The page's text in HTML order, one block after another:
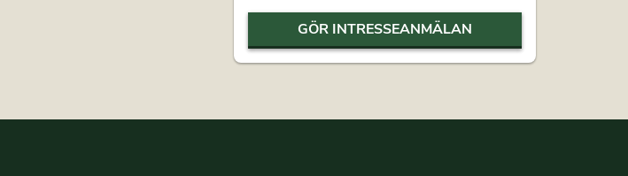
GÖR INTRESSEANMÄLAN